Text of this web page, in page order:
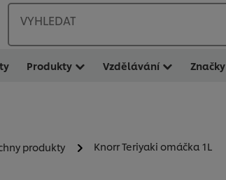
VYHLEDAT
Produkty Vzdělávání Značky
produkty Knorr Teriyaki omáčka 1L